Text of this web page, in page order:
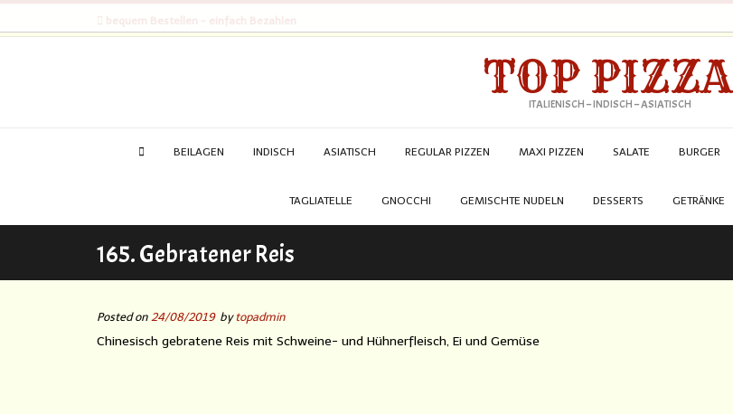
TOP PIZZA
ITALIENISCH – INDISCH – ASIATISCH
BEILAGEN INDISCH ASIATISCH REGULAR PIZZEN MAXI PIZZEN SALATE BURGER
TAGLIATELLE GNOCCHI GEMISCHTE NUDELN DESSERTS GETRÄNKE
165. Gebratener Reis
Posted on 24/08/2019 by topadmin
Chinesisch gebratene Reis mit Schweine- und Hühnerfleisch, Ei und Gemüse